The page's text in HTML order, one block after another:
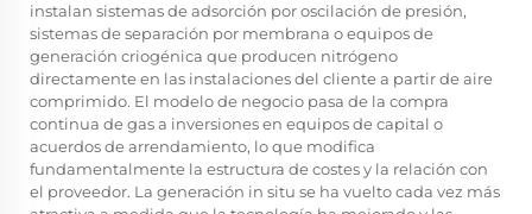
instalan sistemas de adsorción por oscilación de presión,
sistemas de separación por membrana o equipos de
generación criogénica que producen nitrógeno
directamente en las instalaciones del cliente a partir de aire
comprimido. El modelo de negocio pasa de la compra
continua de gas a inversiones en equipos de capital o
acuerdos de arrendamiento, lo que modifica
fundamentalmente la estructura de costes y la relación con
el proveedor. La generación in situ se ha vuelto cada vez más